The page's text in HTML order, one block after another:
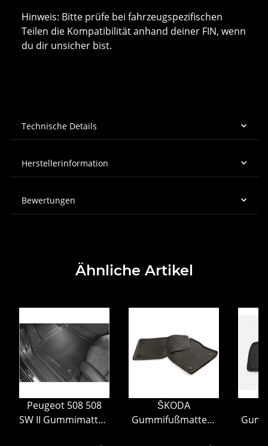
Hinweis: Bitte prüfe bei fahrzeugspezifischen
Teilen die Kompatibilität anhand deiner FIN, wenn
du dir unsicher bist.
Technische Details
Herstellerinformation
Bewertungen
Ähnliche Artikel
Peugeot 508 508
SW II Gummimatten
ŠKODA
Gummifußmatten-